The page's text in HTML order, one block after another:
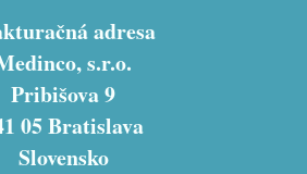
adresa
s.r.o.
Pribišova 9
05 Bratislava
Slovensko